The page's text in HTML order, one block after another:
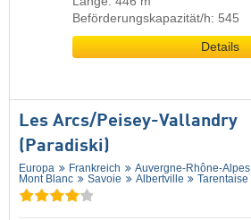
Beförderungskapazität/h: 545
Details
Les Arcs/​Peisey-Vallandry
(Paradiski)
Europa Frankreich Auvergne-Rhône-Alpes
Mont Blanc
Savoie Albertville Tarentaise